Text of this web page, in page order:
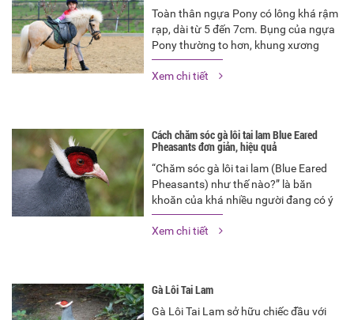
Toàn thân ngựa Pony có lông khá rậm
rạp, dài từ 5 đến 7cm. Bụng của ngựa
Pony thường to hơn, khung xương
nặng hơn, cổ ngắn hơn và trán rộng
hơn so với những con ngựa lớn
Xem chi tiết
Cách chăm sóc gà lôi tai lam Blue Eared
Pheasants đơn giản, hiệu quả
“Chăm sóc gà lôi tai lam (Blue Eared
Pheasants) như thế nào?” là băn
khoăn của khá nhiều người đang có ý
định nuôi chúng để làm cảnh. Dưới
đây, Vườn Chim Việt sẽ chia sẻ kiến
Xem chi tiết
Gà Lôi Tai Lam
Gà Lôi Tai Lam sở hữu chiếc đầu với